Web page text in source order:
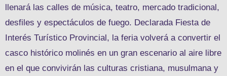
llenará las calles de música, teatro, mercado tradicional,
desfiles y espectáculos de fuego. Declarada Fiesta de
Interés Turístico Provincial, la feria volverá a convertir el
casco histórico molinés en un gran escenario al aire libre
en el que convivirán las culturas cristiana, musulmana y